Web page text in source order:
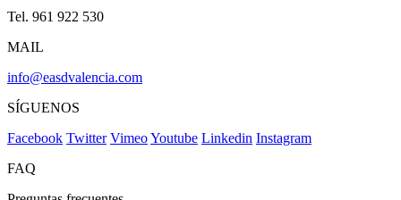
Tel. 961 922 530
MAIL
info@easdvalencia.com
SÍGUENOS
Facebook Twitter VimeoYoutube Linkedin Instagram
FAQ